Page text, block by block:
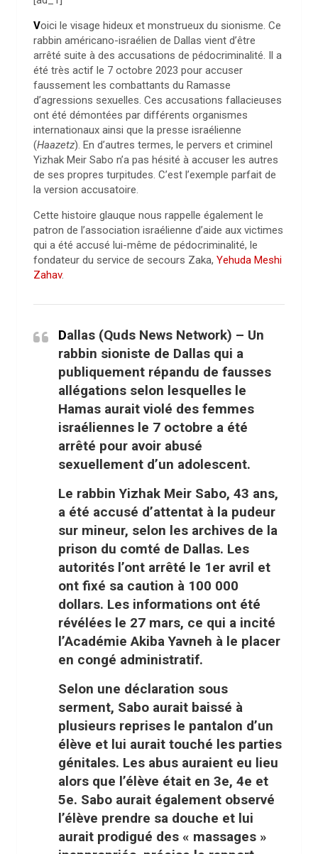
Voici le visage hideux et monstrueux du sionisme. Ce
rabbin américano-israélien de Dallas vient d’être
arrêté suite à des accusations de pédocriminalité. Il a
été très actif le 7 octobre 2023 pour accuser
faussement les combattants du Ramasse
d’agressions sexuelles. Ces accusations fallacieuses
ont été démontées par différents organismes
internationaux ainsi que la presse israélienne
(Haazetz). En d’autres termes, le pervers et criminel
Yizhak Meir Sabo n’a pas hésité à accuser les autres
de ses propres turpitudes. C’est l’exemple parfait de
la version accusatoire.
Cette histoire glauque nous rappelle également le
patron de l’association israélienne d’aide aux victimes
qui a été accusé lui-même de pédocriminalité, le
fondateur du service de secours Zaka, Yehuda Meshi
Zahav.
Dallas (Quds News Network) – Un
rabbin sioniste de Dallas qui a
publiquement répandu de fausses
allégations selon lesquelles le
Hamas aurait violé des femmes
israéliennes le 7 octobre a été
arrêté pour avoir abusé
sexuellement d’un adolescent.
Le rabbin Yizhak Meir Sabo, 43 ans,
a été accusé d’attentat à la pudeur
sur mineur, selon les archives de la
prison du comté de Dallas. Les
autorités l’ont arrêté le 1er avril et
ont fixé sa caution à 100 000
dollars. Les informations ont été
révélées le 27 mars, ce qui a incité
l’Académie Akiba Yavneh à le placer
en congé administratif.
Selon une déclaration sous
serment, Sabo aurait baissé à
plusieurs reprises le pantalon d’un
élève et lui aurait touché les parties
génitales. Les abus auraient eu lieu
alors que l’élève était en 3e, 4e et
5e. Sabo aurait également observé
l’élève prendre sa douche et lui
aurait prodigué des « massages »